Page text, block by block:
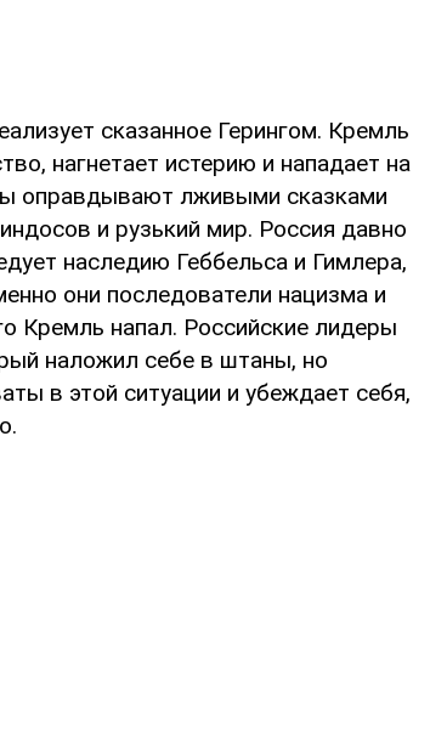
сказанное Герингом. Кремль
нагнетает истерию и нападает на
оправдывают лживыми сказками
и рузький мир. Россия давно
наследию Геббельса и Гимлера,
они последователи нацизма и
Кремль напал. Российские лидеры
наложил себе в штаны, но
в этой ситуации и убеждает себя,